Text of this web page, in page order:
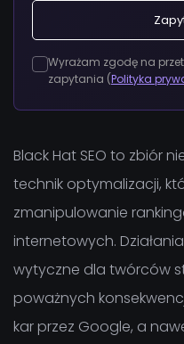
Wyrażam zgodę na
zapytania (Polityka
Black Hat SEO to zbiór
technik optymalizacji,
zmanipulowanie
internetowych.
wytyczne dla twórców
poważnych
kar przez Google, a